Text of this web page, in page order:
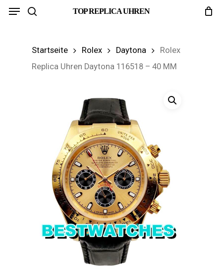
Skip
TOP REPLICA UHREN
Menu
Startseite Rolex Daytona
Rolex
Replica Uhren Daytona 116518 – 40 MM